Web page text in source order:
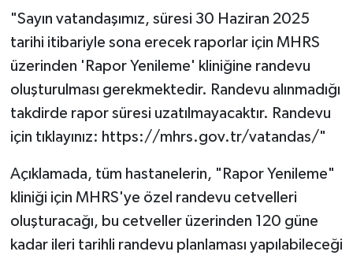
"Sayın vatandaşımız, süresi 30 Haziran 2025
tarihi itibariyle sona erecek raporlar için MHRS
üzerinden 'Rapor Yenileme' kliniğine randevu
oluşturulması gerekmektedir. Randevu alınmadığı
takdirde rapor süresi uzatılmayacaktır. Randevu
için tıklayınız: https://mhrs.gov.tr/vatandas/"
Açıklamada, tüm hastanelerin, "Rapor Yenileme"
kliniği için MHRS'ye özel randevu cetvelleri
oluşturacağı, bu cetveller üzerinden 120 güne
kadar ileri tarihli randevu planlaması yapılabileceği